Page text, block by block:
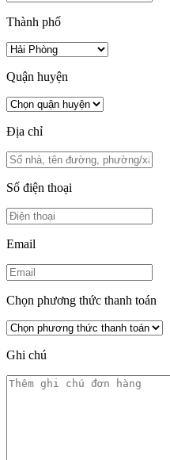
Thành phố
Quận huyện
Địa chỉ
Số điện thoại
Email
Chọn phương thức thanh toán
Ghi chú